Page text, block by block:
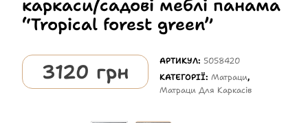
каркаси/садові меблі панама
“Tropical forest green”
3120 грн АРТИКУЛ: 5058420
КАТЕГОРІЇ:Матраци,
Матраци Для Каркасів